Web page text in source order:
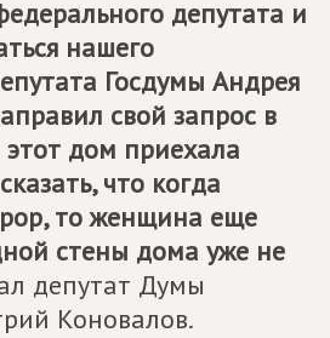
депутата и
нашего
Госдумы Андрея
свой запрос в
этот дом приехала
что когда
то женщина еще
стены дома уже не
депутат Думы
Коновалов.